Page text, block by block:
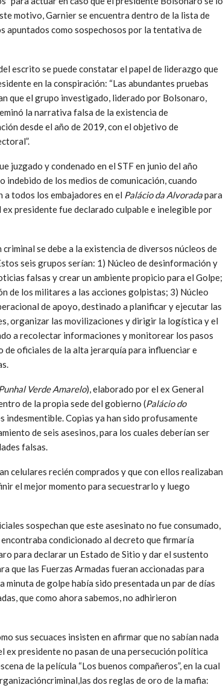
motivo, Garnier se encuentra dentro de la lista de
apuntados como sospechosos por la tentativa de
escrito se puede constatar el papel de liderazgo que
en la conspiración: “Las abundantes pruebas
que el grupo investigado, liderado por Bolsonaro,
la narrativa falsa de la existencia de
desde el año de 2019, con el objetivo de
juzgado y condenado en el STF en junio del año
de los medios de comunicación, cuando
todos los embajadores en el Palácio da Alvoradapara
presidente fue declarado culpable e inelegible por
se debe a la existencia de diversos núcleos de
seis grupos serían: 1) Núcleo de desinformación y
falsas y crear un ambiente propicio para el Golpe;
de los militares a las acciones golpistas; 3) Núcleo
de apoyo, destinado a planificar y ejecutar las
organizar las movilizaciones y dirigir la logística y el
a recolectar informaciones y monitorear los pasos
oficiales de la alta jerarquía para influenciar e
Verde Amarelo), elaborado por el ex General
de la propia sede del gobierno (Palácio do
indesmentible. Copias ya han sido profusamente
de seis asesinos, para los cuales deberían ser
falsas.
celulares recién comprados y que con ellos realizaban
el mejor momento para secuestrarlo y luego
sospechan que este asesinato no fue consumado,
encontraba condicionado al decreto que firmaría
para declarar un Estado de Sitio y dar el sustento
que las Fuerzas Armadas fueran accionadas para
de golpe había sido presentada un par de días
que como ahora sabemos, no adhirieron
sus secuaces insisten en afirmar que no sabían nada
ex presidente no pasan de una persecución política
de la película “Los buenos compañeros”, en la cual
dos reglas de oro de la mafia: